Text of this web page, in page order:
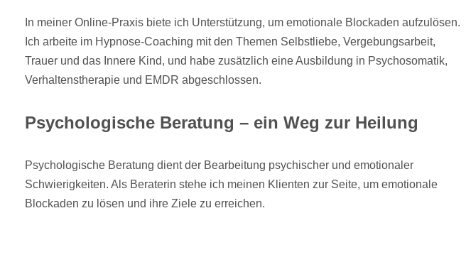
In meiner Online-Praxis biete ich Unterstützung, um emotionale Blockaden aufzulösen.
Ich arbeite im Hypnose-Coaching mit den Themen Selbstliebe, Vergebungsarbeit,
Trauer und das Innere Kind, und habe zusätzlich eine Ausbildung in Psychosomatik,
Verhaltenstherapie und EMDR abgeschlossen.
Psychologische Beratung – ein Weg zur Heilung
Psychologische Beratung dient der Bearbeitung psychischer und emotionaler
Schwierigkeiten. Als Beraterin stehe ich meinen Klienten zur Seite, um emotionale
Blockaden zu lösen und ihre Ziele zu erreichen.